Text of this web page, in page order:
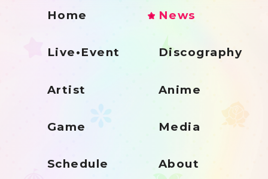
Home News
Live•Event Discography
Artist Anime
Game Media
Schedule About